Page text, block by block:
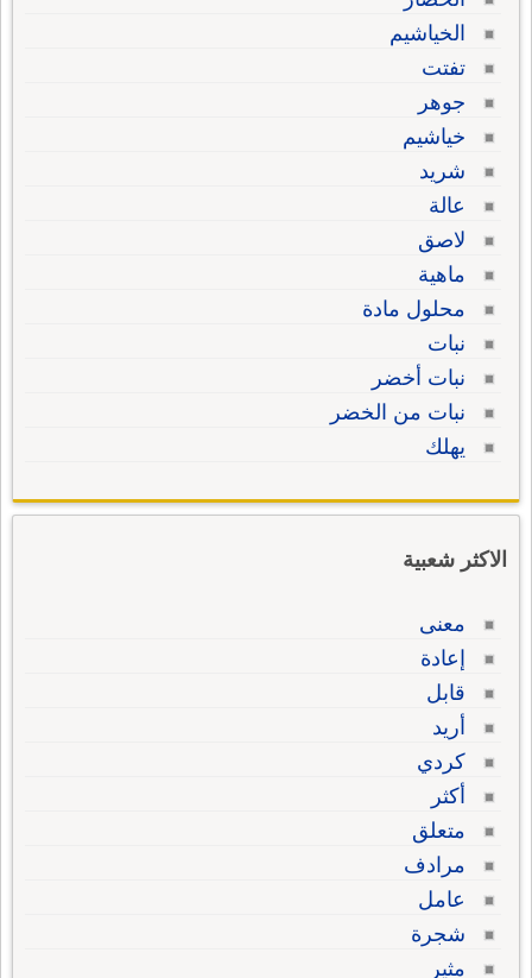
الخياشيم
تفتت
جوهر
خياشيم
شريد
عالة
لاصق
ماهية
محلول مادة
نبات
نبات أخضر
نبات من الخضر
يهلك
الاكثر شعبية
معنى
إعادة
قابل
أريد
كردي
أكثر
متعلق
مرادف
عامل
شجرة
مثير